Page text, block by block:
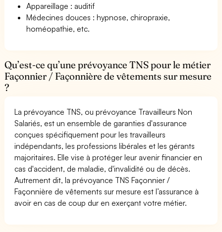
Appareillage : auditif
Médecines douces : hypnose, chiropraxie,
homéopathie, etc.
Qu’est-ce qu’une prévoyance TNS pour le métier
Façonnier / Façonnière de vêtements sur mesure
?
La prévoyance TNS, ou prévoyance Travailleurs Non
Salariés, est un ensemble de garanties d'assurance
conçues spécifiquement pour les travailleurs
indépendants, les professions libérales et les gérants
majoritaires. Elle vise à protéger leur avenir financier en
cas d'accident, de maladie, d'invalidité ou de décès.
Autrement dit, la prévoyance TNS Façonnier /
Façonnière de vêtements sur mesure est l’assurance à
avoir en cas de coup dur en exerçant votre métier.